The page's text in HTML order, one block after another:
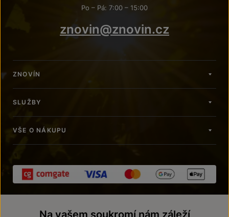
Po – Pá: 7:00 – 15:00
znovin@znovin.cz
ZNOVÍN
SLUŽBY
VŠE O NÁKUPU
Na vašem soukromí nám záleží